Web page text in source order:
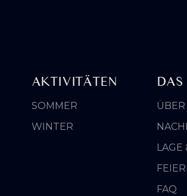
AKTIVITÄTEN
SOMMER
WINTER
DAS
LAGE
FAQ